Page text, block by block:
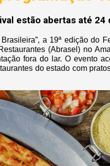
estão abertas até 24
a 19ª edição do
(Abrasel) no
fora do lar. O evento
do estado com